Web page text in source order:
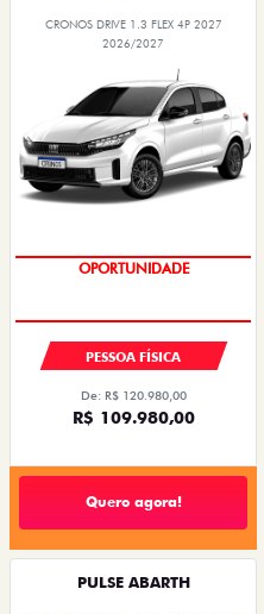
CRONOS DRIVE 1.3 FLEX 4P 2027
2026/2027
OPORTUNIDADE
PESSOA FÍSICA
De: R$ 120.980,00
R$ 109.980,00
Quero agora!
PULSE ABARTH